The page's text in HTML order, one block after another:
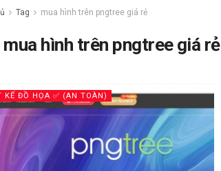
Tag mua hình trên pngtree giá rẻ
mua hình trên pngtree giá rẻ
KẾ ĐỒ HỌA ✅ (AN TOÀN)